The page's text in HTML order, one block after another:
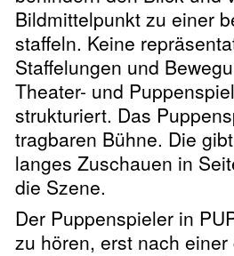
Bildmittelpunkt zu einer
staffeln. Keine
Staffelungen und
Theater- und
strukturiert. Das
tragbaren Bühne. Die
langes Zuschauen in
die Szene.
Der Puppenspieler in
zu hören, erst nach